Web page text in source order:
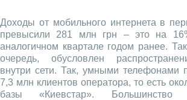
Доходы от мобильного интернета в
превысили 281 млн грн – это на
аналогичном квартале годом ранее.
очередь, обусловлен
внутри сети. Так, умными телефонами
7,3 млн клиентов оператора, то есть
базы «Киевстар». Большинство